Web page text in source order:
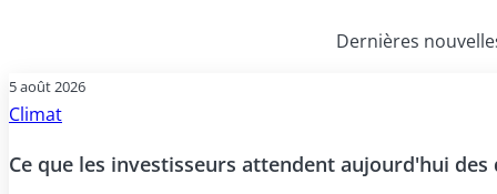
Dernières
5 août 2026
Climat
Ce que les investisseurs attendent aujourd'hui